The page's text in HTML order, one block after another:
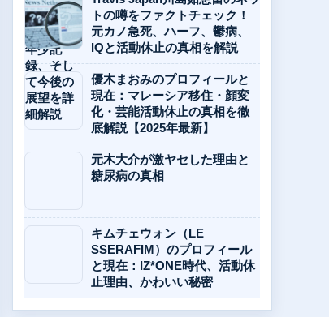
トの噂をファクトチェック！
元カノ急死、ハーフ、鬱病、
IQと活動休止の真相を解説
優木まおみのプロフィールと
現在：マレーシア移住・顔変
化・芸能活動休止の真相を徹
底解説【2025年最新】
元木大介が激ヤセした理由と
糖尿病の真相
キムチェウォン（LE
SSERAFIM）のプロフィール
と現在：IZ*ONE時代、活動休
止理由、かわいい秘密